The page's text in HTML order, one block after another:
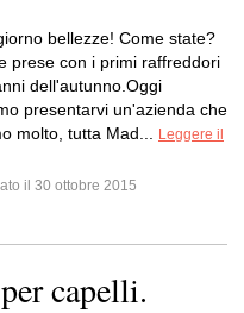
bellezze! Come state?
prese con i primi raffreddori
dell'autunno.Oggi
presentarvi un'azienda che
molto, tutta Mad...
Leggere il
il 30 ottobre 2015
capelli.